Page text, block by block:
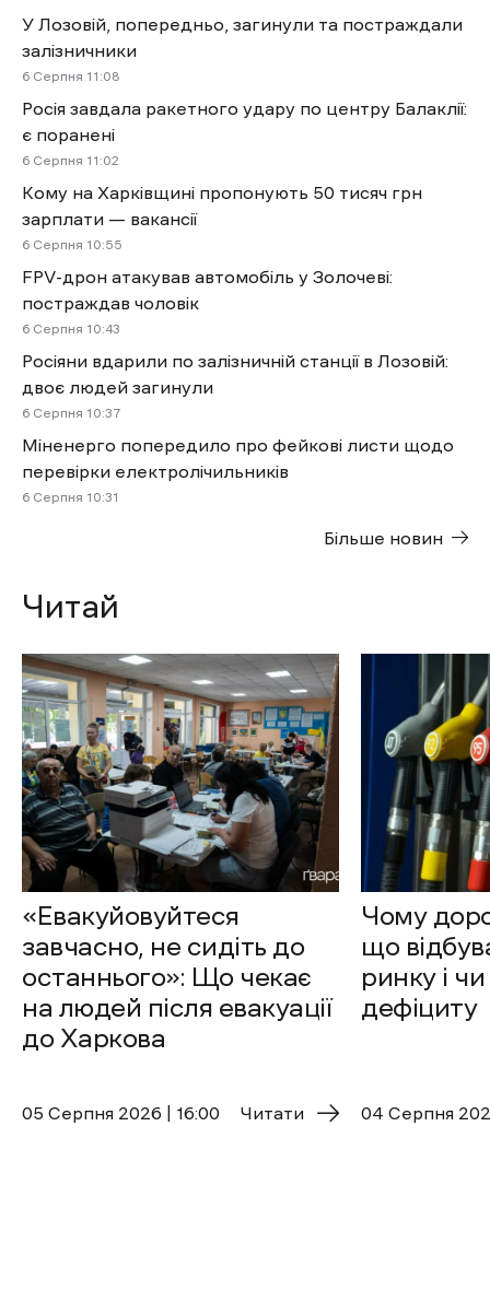
У Лозовій, попередньо, загинули та постраждали
залізничники
6 Cерпня 11:08
Росія завдала ракетного удару по центру Балаклії:
є поранені
6 Cерпня 11:02
Кому на Харківщині пропонують 50 тисяч грн
зарплати — вакансії
6 Cерпня 10:55
FPV-дрон атакував автомобіль у Золочеві:
постраждав чоловік
6 Cерпня 10:43
Росіяни вдарили по залізничній станції в Лозовій:
двоє людей загинули
6 Cерпня 10:37
Міненерго попередило про фейкові листи щодо
перевірки електролічильників
6 Cерпня 10:31
Більше новин
Читай
«Евакуйовуйтеся
завчасно, не сидіть до
останнього»: Що чекає
на людей після евакуації
до Харкова
05 Cерпня 2026 | 16:00 Читати
Чому
що
ринку і
дефіциту
04 Cерпня